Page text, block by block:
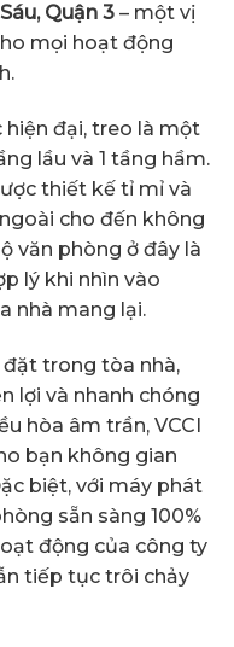
Quận 3 – một vị
mọi hoạt động
hiện đại, treo là một
lầu và 1 tầng hầm.
thiết kế tỉ mỉ và
cho đến không
văn phòng ở đây là
lý khi nhìn vào
nhà mang lại.
trong tòa nhà,
lợi và nhanh chóng
hòa âm trần, VCCI
bạn không gian
biệt, với máy phát
sẵn sàng 100%
động của công ty
tiếp tục trôi chảy